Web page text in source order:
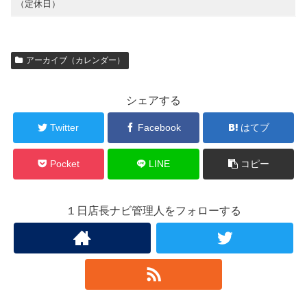
（定休日）
アーカイブ（カレンダー）
シェアする
Twitter Facebook はてブ
Pocket LINE コピー
１日店長ナビ管理人をフォローする